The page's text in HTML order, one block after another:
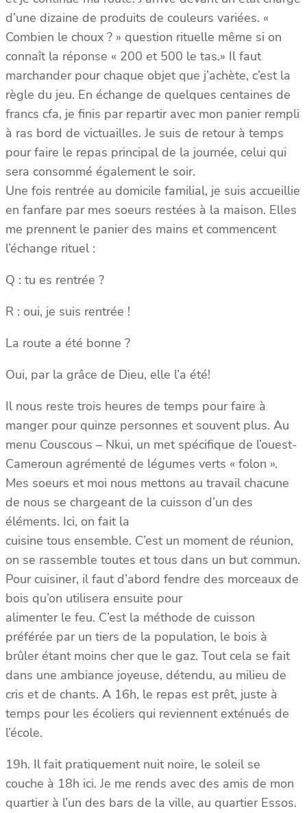
d’une dizaine de produits de couleurs variées. «
Combien le choux ? » question rituelle même si on
connaît la réponse « 200 et 500 le tas.» Il faut
marchander pour chaque objet que j’achète, c’est la
règle du jeu. En échange de quelques centaines de
francs cfa, je finis par repartir avec mon panier rempli
à ras bord de victuailles. Je suis de retour à temps
pour faire le repas principal de la journée, celui qui
sera consommé également le soir.
Une fois rentrée au domicile familial, je suis accueillie
en fanfare par mes soeurs restées à la maison. Elles
me prennent le panier des mains et commencent
l’échange rituel :
Q : tu es rentrée ?
R : oui, je suis rentrée !
La route a été bonne ?
Oui, par la grâce de Dieu, elle l’a été!
Il nous reste trois heures de temps pour faire à
manger pour quinze personnes et souvent plus. Au
menu Couscous – Nkui, un met spécifique de l’ouest-
Cameroun agrémenté de légumes verts « folon ».
Mes soeurs et moi nous mettons au travail chacune
de nous se chargeant de la cuisson d’un des
éléments. Ici, on fait la
cuisine tous ensemble. C’est un moment de réunion,
on se rassemble toutes et tous dans un but commun.
Pour cuisiner, il faut d’abord fendre des morceaux de
bois qu’on utilisera ensuite pour
alimenter le feu. C’est la méthode de cuisson
préférée par un tiers de la population, le bois à
brûler étant moins cher que le gaz. Tout cela se fait
dans une ambiance joyeuse, détendu, au milieu de
cris et de chants. A 16h, le repas est prêt, juste à
temps pour les écoliers qui reviennent exténués de
l’école.
19h. Il fait pratiquement nuit noire, le soleil se
couche à 18h ici. Je me rends avec des amis de mon
quartier à l’un des bars de la ville, au quartier Essos.